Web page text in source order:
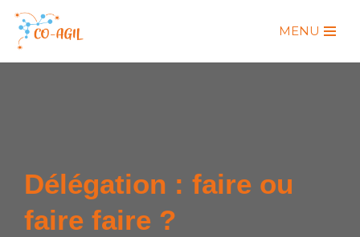
Aller
au
MENU
Délégation : faire ou
faire faire ?